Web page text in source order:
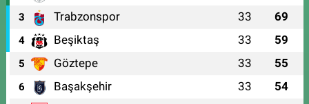
3 Trabzonspor 33 69
4 Beşiktaş 33 59
5 Göztepe 33 55
6 Başakşehir 33 54